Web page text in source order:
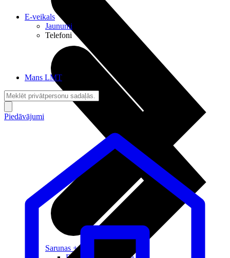
Sarunas + Internets
E-veikals
Jaunumi
Telefoni
Mans LMT
Piedāvājumi